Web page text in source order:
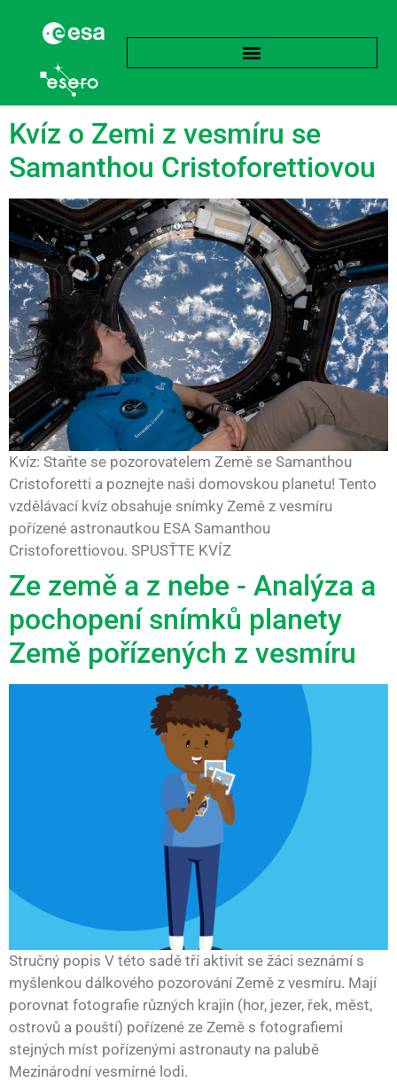
Štítek: Země z vesmíru
Kvíz o Zemi z vesmíru se
Samanthou Cristoforettiovou
Kvíz: Staňte se pozorovatelem Země se Samanthou
Cristoforetti a poznejte naši domovskou planetu! Tento
vzdělávací kvíz obsahuje snímky Země z vesmíru
pořízené astronautkou ESA Samanthou
Cristoforettiovou. SPUSŤTE KVÍZ
Ze země a z nebe - Analýza a
pochopení snímků planety
Země pořízených z vesmíru
Stručný popis V této sadě tří aktivit se žáci seznámí s
myšlenkou dálkového pozorování Země z vesmíru. Mají
porovnat fotografie různých krajin (hor, jezer, řek, měst,
ostrovů a pouští) pořízené ze Země s fotografiemi
stejných míst pořízenými astronauty na palubě
Mezinárodní vesmírné lodi.